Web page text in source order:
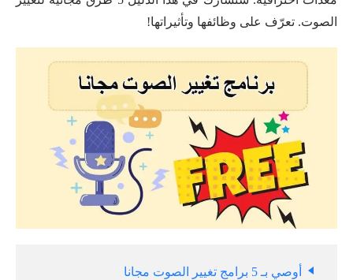
الصوت. تعرّف على وظائفها وتأثيراتها!
أوصي بـ 5 برامج تغيير الصوت مجانا